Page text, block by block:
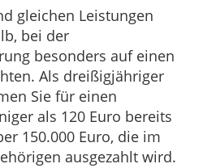
gleichen Leistungen
bei der
besonders auf einen
Als dreißigjähriger
Sie für einen
als 120 Euro bereits
150.000 Euro, die im
ausgezahlt wird.